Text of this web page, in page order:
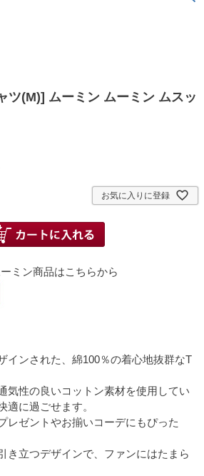
ツ(M)] ムーミン ムーミン ムスッ
お気に入りに登録
ミン商品はこちらから
インされた、綿100％の着心地抜群なT
気性の良いコットン素材を使用してい
適に過ごせます。
レゼントやお揃いコーデにもぴった
き立つデザインで、ファンにはたまら